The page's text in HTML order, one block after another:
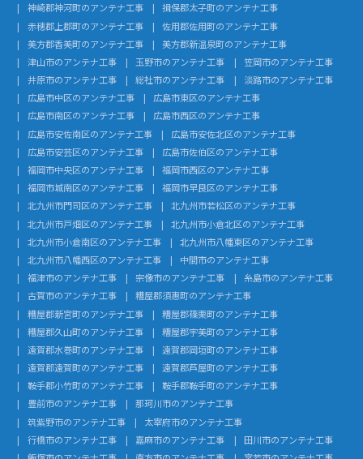
神崎郡神河町のアンテナ工事
揖保郡太子町のアンテナ工事
赤穂郡上郡町のアンテナ工事
佐用郡佐用町のアンテナ工事
美方郡香美町のアンテナ工事
美方郡新温泉町のアンテナ工事
津山市のアンテナ工事
玉野市のアンテナ工事
笠岡市のアンテナ工事
井原市のアンテナ工事
総社市のアンテナ工事
淡路市のアンテナ工事
広島市中区のアンテナ工事
広島市東区のアンテナ工事
広島市南区のアンテナ工事
広島市西区のアンテナ工事
広島市安佐南区のアンテナ工事
広島市安佐北区のアンテナ工事
広島市安芸区のアンテナ工事
広島市佐伯区のアンテナ工事
福岡市中央区のアンテナ工事
福岡市西区のアンテナ工事
福岡市城南区のアンテナ工事
福岡市早良区のアンテナ工事
北九州市門司区のアンテナ工事
北九州市若松区のアンテナ工事
北九州市戸畑区のアンテナ工事
北九州市小倉北区のアンテナ工事
北九州市小倉南区のアンテナ工事
北九州市八幡東区のアンテナ工事
北九州市八幡西区のアンテナ工事
中間市のアンテナ工事
福津市のアンテナ工事
宗像市のアンテナ工事
糸島市のアンテナ工事
古賀市のアンテナ工事
糟屋郡須惠町のアンテナ工事
糟屋郡新宮町のアンテナ工事
糟屋郡篠栗町のアンテナ工事
糟屋郡久山町のアンテナ工事
糟屋郡宇美町のアンテナ工事
遠賀郡水巻町のアンテナ工事
遠賀郡岡垣町のアンテナ工事
遠賀郡遠賀町のアンテナ工事
遠賀郡芦屋町のアンテナ工事
鞍手郡小竹町のアンテナ工事
鞍手郡鞍手町のアンテナ工事
豊前市のアンテナ工事
那珂川市のアンテナ工事
筑紫野市のアンテナ工事
太宰府市のアンテナ工事
行橋市のアンテナ工事
嘉麻市のアンテナ工事
田川市のアンテナ工事